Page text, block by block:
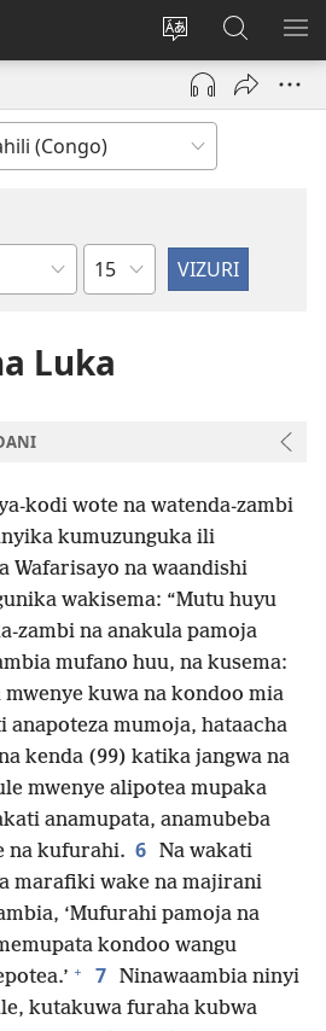
Badili
luga
ya
adresi
Ingia
(opens
window)
Tafuta
ku
JW.ORG
Sura
Luka
kodi wote na watenda-zambi
kumuzunguka ili
Wafarisayo na waandishi
wakisema: “Mutu huyu
zambi na anakula pamoja
mufano huu, na kusema:
kuwa na kondoo mia
anapoteza mumoja, hataacha
kenda (99) katika jangwa na
mwenye alipotea mupaka
anamupata, anamubeba
na kufurahi. 6 Na wakati
marafiki wake na majirani
‘Mufurahi pamoja na
kondoo wangu
+ 7 Ninawaambia ninyi
kutakuwa furaha kubwa